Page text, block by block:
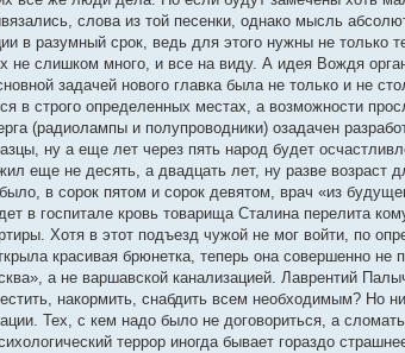
слова из той песенки, однако мысль
в разумный срок, ведь для этого нужны не только
не слишком много, и все на виду. А идея Вождя
задачей нового главка была не только и не
в строго определенных местах, а возможности
(радиолампы и полупроводники) озадачен
ну а еще лет через пять народ будет
еще не десять, а двадцать лет, ну разве возраст
в сорок пятом и сорок девятом, врач «из
в госпитале кровь товарища Сталина перелита
Хотя в этот подъезд чужой не мог войти, по
красивая брюнетка, теперь она совершенно не
а не варшавской канализацией. Лаврентий
накормить, снабдить всем необходимым? Но
Тех, с кем надо было не договориться, а
террор иногда бывает гораздо